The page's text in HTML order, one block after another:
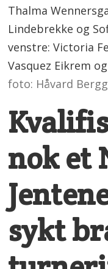
Thalma
Lindebrekke og
venstre: Victoria
Vasquez Eikrem
foto: Håvard
nok et
sykt